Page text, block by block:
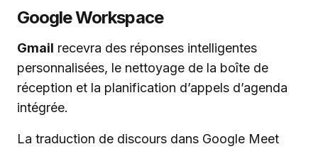
Google Workspace
Gmail recevra des réponses intelligentes
personnalisées, le nettoyage de la boîte de
réception et la planification d’appels d’agenda
intégrée.
La traduction de discours dans Google Meet